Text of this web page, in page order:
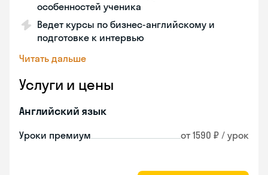
особенностей ученика
Ведет курсы по бизнес-английскому и
подготовке к интервью
Читать дальше
Услуги и цены
Английский язык
Уроки премиум от 1590 ₽ / урок